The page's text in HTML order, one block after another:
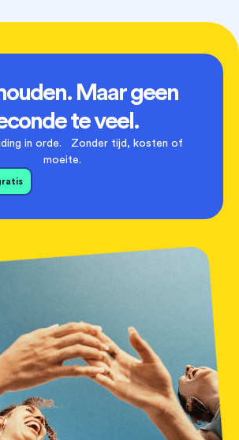
Maar geen
te veel.
in orde. Zonder tijd, kosten of
moeite.